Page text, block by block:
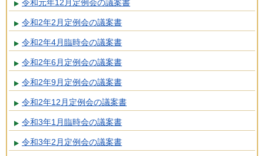
令和元年12月定例会の議案書
令和2年2月定例会の議案書
令和2年4月臨時会の議案書
令和2年6月定例会の議案書
令和2年9月定例会の議案書
令和2年12月定例会の議案書
令和3年1月臨時会の議案書
令和3年2月定例会の議案書